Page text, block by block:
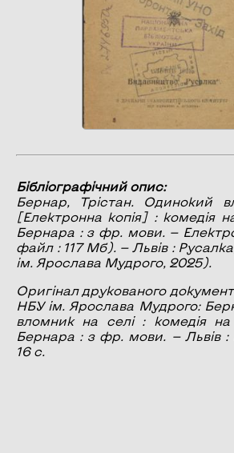
Бібліографічний опис:
Бернар, Трістан. Одинокий
[Електронна копія] : комедія
Беpнаpа : з фр. мови. —
файл : 117 Мб). — Львів :
ім. Ярослава Мудрого, 2025).
Оригінал друкованого
НБУ ім. Ярослава Мудрого:
вломник на селі : комедія на
Беpнаpа : з фp. мови. — Львів :
16 с.